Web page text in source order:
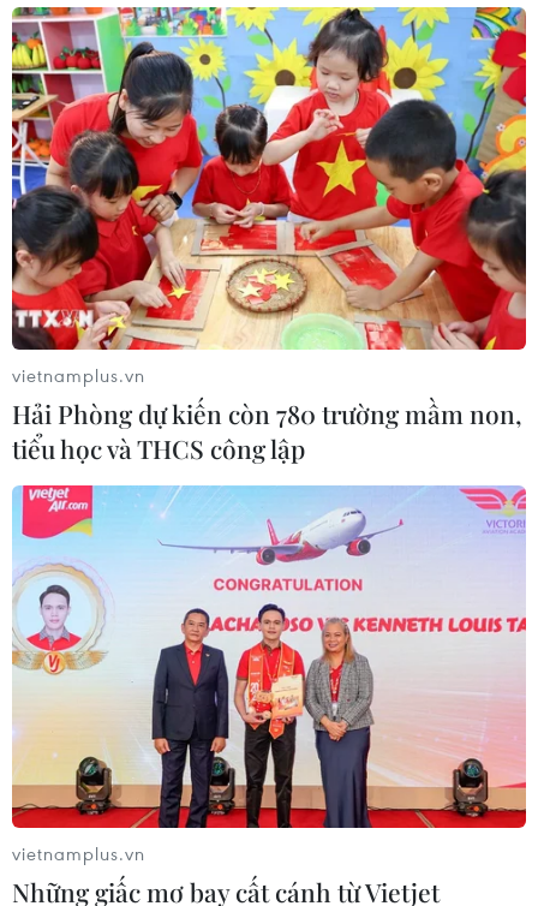
Cao ủy Liên hợp quốc về người tị nạn cho biết hơn
2.700 người tị nạn và di cư vẫn đang bị giam giữ và
mắc kẹt tại các khu vực giao tranh tiếp diễn ở Tripoli.
LHQ: Tấn công vào khu vực dân cư ở Libya
là tội ác chiến tranh
18/04/2019 00:48
Đặc phái viên Liên hợp quốc Ghassan Salame, người
đồng thời là trưởng phái bộ Liên hợp quốc hỗ trợ Libya,
lên án việc sử dụng vũ khí, chất nổ tấn công vào khu
vực dân cư, là tội ác chiến tranh.
vietnamplus.vn
Hải Phòng dự kiến còn 780 trường mầm non,
tiểu học và THCS công lập
vietnamplus.vn
Những giấc mơ bay cất cánh từ Vietjet